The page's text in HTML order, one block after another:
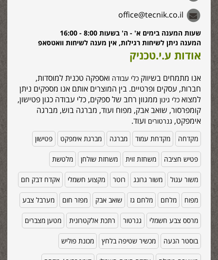
office@tecnik.co.il
שעות המענה בימים א' - ה' בשעות 8:00 - 16:00
המענה ניתן לשיחות רגילות, אין מענה לשיחות וואטסאפ
אודות ע.י.טכניק
אנו מתמחים בשיווק כלי עבודה ואספקה טכנית למוסדות,
חברות, עסקים ופרטיים. בין המוצרים אותם אנו מספקים ניתן
למצוא כלי גינון ממגוון רחב של ספקים, כלי עבודה כגון פטישון,
קומפרסור, שואב אבק, מפוח ועוד, מברגה בוש, מברגה
אימפקט, גנרטורים ועוד.
מקדחה מקדחת עמוד מברגה מברגת אימפקט פטישון
פטיש חציבה משחזת זוית משחזת שולחן מלטשת
משור עגול משור גרונג רוטר מקצוע חשמלי אקדח דבק חם
מפוח מלחם מלחם גז שואב אבק מפזר חום מערבל צבע
מרסס צבע חשמלי גנרטור רתכת אלקטרונית מטען מצברים
בוסטר הנעה מכשיר שטיפה בלחץ מכונת פוליש